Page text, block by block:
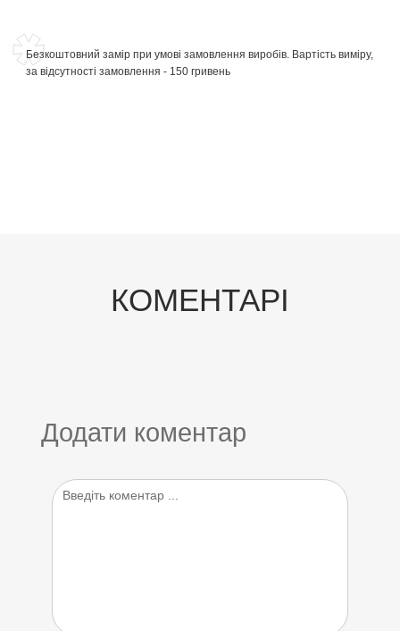
Безкоштовний замір при умові замовлення виробів. Вартість виміру,
за відсутності замовлення - 150 гривень
КОМЕНТАРІ
Додати коментар